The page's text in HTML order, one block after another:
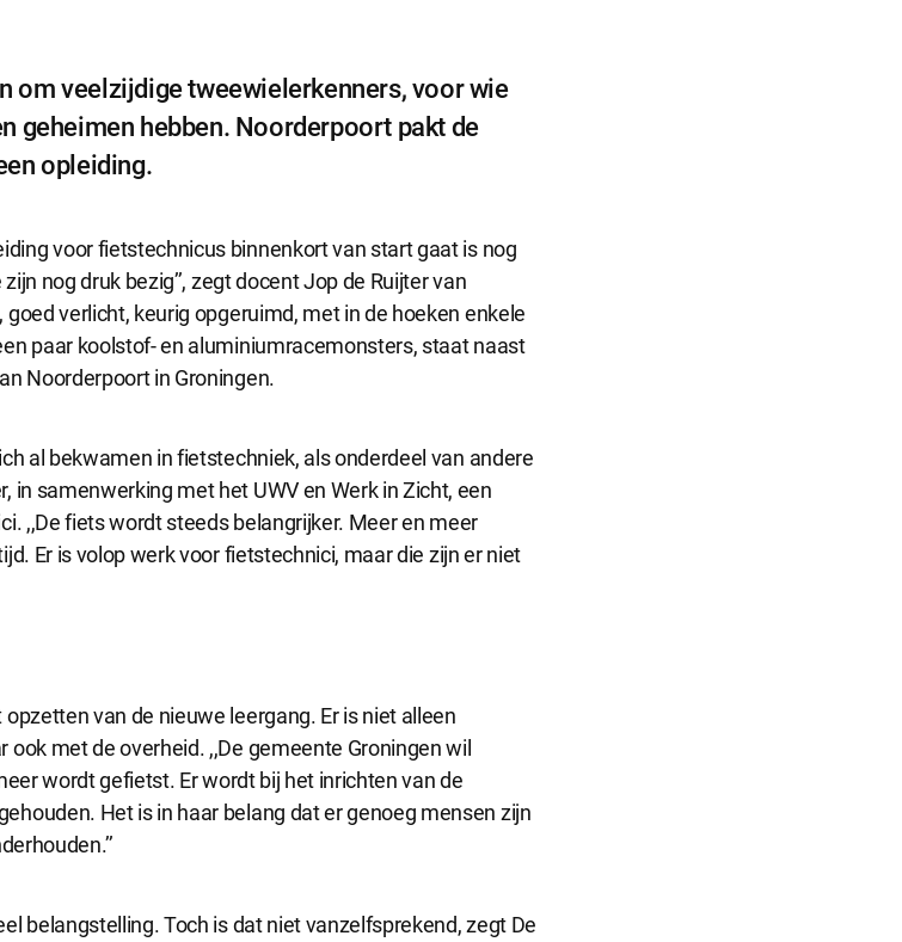
Sluit
dialog
de website te laten werken.
rol binnen de website. De cookies zorgen ervoor dat de
advertenties te kunnen tonen op advertentieplatformen
individuele gegevens over jouw surfgedrag op onze website.
Alle cookies accepteren
om veelzijdige tweewielerkenners, voor wie
geheimen hebben. Noorderpoort pakt de
opleiding.
voor fietstechnicus binnenkort van start gaat is nog
nog druk bezig’’, zegt docent Jop de Ruijter van
verlicht, keurig opgeruimd, met in de hoeken enkele
paar koolstof- en aluminiumracemonsters, staat naast
Noorderpoort in Groningen.
al bekwamen in fietstechniek, als onderdeel van andere
in samenwerking met het UWV en Werk in Zicht, een
,,De fiets wordt steeds belangrijker. Meer en meer
Er is volop werk voor fietstechnici, maar die zijn er niet
van de nieuwe leergang. Er is niet alleen
met de overheid. ,,De gemeente Groningen wil
wordt gefietst. Er wordt bij het inrichten van de
Het is in haar belang dat er genoeg mensen zijn
belangstelling. Toch is dat niet vanzelfsprekend, zegt De